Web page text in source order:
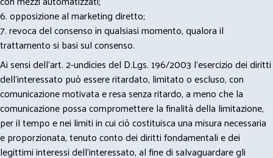
6. opposizione al marketing diretto;
7. revoca del consenso in qualsiasi momento, qualora il
trattamento si basi sul consenso.
Ai sensi dell’art. 2-undicies del D.Lgs. 196/2003 l’esercizio dei diritti
dell’interessato può essere ritardato, limitato o escluso, con
comunicazione motivata e resa senza ritardo, a meno che la
comunicazione possa compromettere la finalità della limitazione,
per il tempo e nei limiti in cui ciò costituisca una misura necessaria
e proporzionata, tenuto conto dei diritti fondamentali e dei
legittimi interessi dell’interessato, al fine di salvaguardare gli